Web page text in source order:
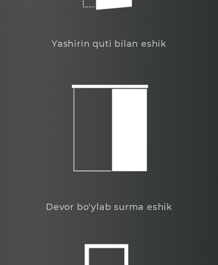
Yashirin quti bilan eshik
Devor bo'ylab surma eshik